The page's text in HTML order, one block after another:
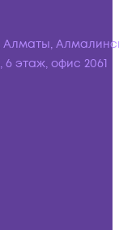
Алматы,
этаж, офис 2061